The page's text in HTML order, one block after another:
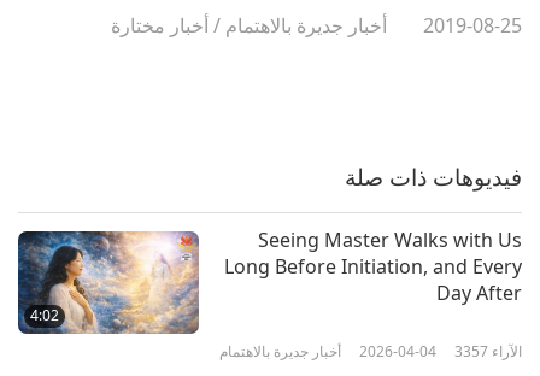
2019-08-25 أخبار جديرة بالاهتمام /أخبار مختارة
فيديوهات ذات صلة
4:02
Seeing Master Walks with Us
Long Before Initiation, and Every
Day After
أخبار جديرة بالاهتمام 2026-04-04 3357 الآراء